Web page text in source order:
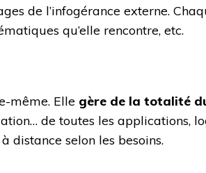
de l’infogérance externe.
qu’elle rencontre, etc.
même. Elle gère de la totalité
de toutes les applications,
distance selon les besoins.